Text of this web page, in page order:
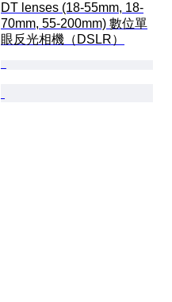
DT lenses (18-55mm, 18-
70mm, 55-200mm) 數位單
眼反光相機（DSLR）